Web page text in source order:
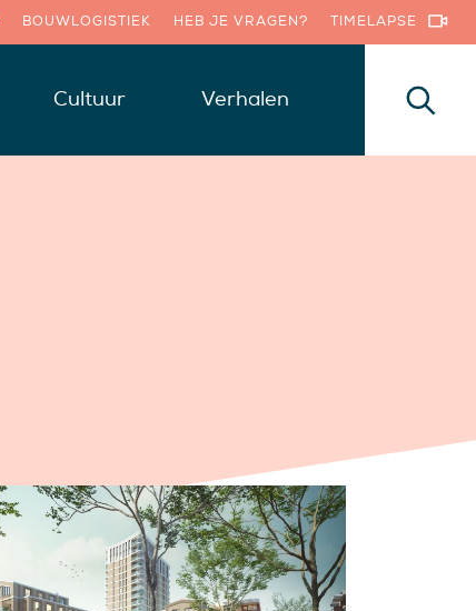
Cultuur Verhalen
BOUWLOGISTIEK HEB JE VRAGEN? TIMELAPSE